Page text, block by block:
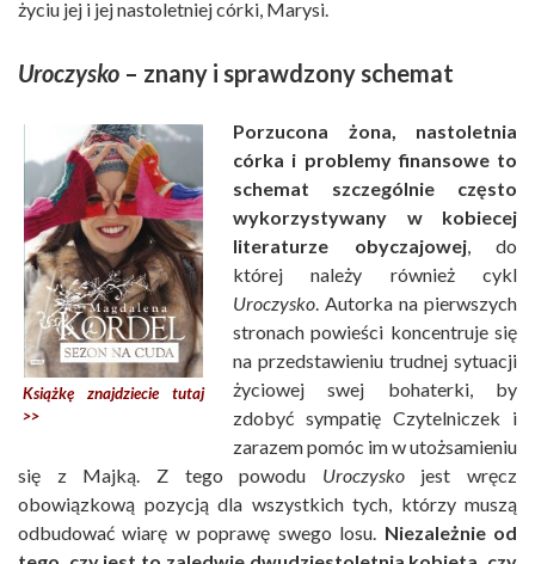
życiu jej i jej nastoletniej córki, Marysi.
Uroczysko – znany i sprawdzony schemat
Książkę znajdziecie tutaj
>>
Porzucona żona, nastoletnia
córka i problemy finansowe to
schemat szczególnie często
wykorzystywany w kobiecej
literaturze obyczajowej, do
której należy również cykl
Uroczysko. Autorka na pierwszych
stronach powieści koncentruje się
na przedstawieniu trudnej sytuacji
życiowej swej bohaterki, by
zdobyć sympatię Czytelniczek i
zarazem pomóc im w utożsamieniu
się z Majką. Z tego powodu Uroczyskojest wręcz
obowiązkową pozycją dla wszystkich tych, którzy muszą
odbudować wiarę w poprawę swego losu. Niezależnie od